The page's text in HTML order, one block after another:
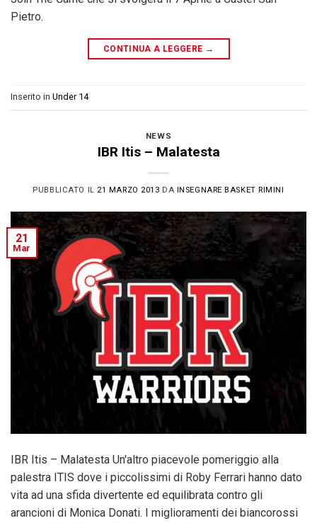
Pietro.
CONTINUA A LEGGERE →
Inserito in Under 14
NEWS
IBR Itis – Malatesta
PUBBLICATO IL 21 MARZO 2013 DA INSEGNARE BASKET RIMINI
21
Mar
IBR Itis – Malatesta Un'altro piacevole pomeriggio alla
palestra ITIS dove i piccolissimi di Roby Ferrari hanno dato
vita ad una sfida divertente ed equilibrata contro gli
arancioni di Monica Donati. I miglioramenti dei biancorossi